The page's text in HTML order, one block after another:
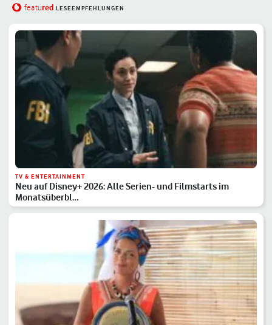
featured LESEEMPFEHLUNGEN
TV & ENTERTAINMENT
Neu auf Disney+ 2026: Alle Serien- und Filmstarts im
Monatsüberbl…